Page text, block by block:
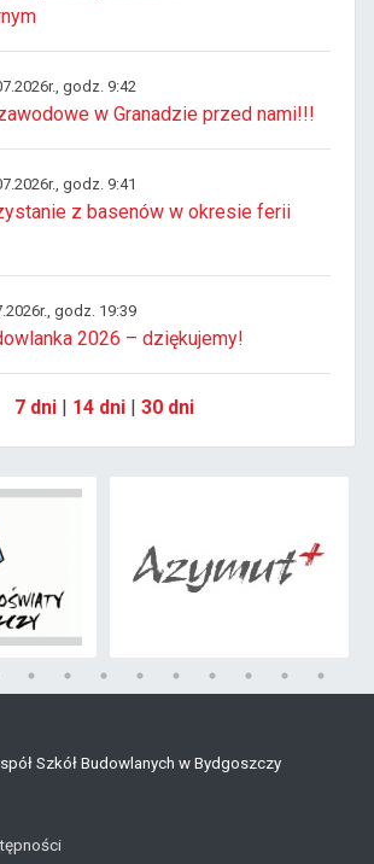
godz. 9:42
w Granadzie przed nami!!!
godz. 9:41
z basenów w okresie ferii
godz. 19:39
2026 – dziękujemy!
7 dni| 14 dni| 30 dni
Szkół Budowlanych w Bydgoszczy